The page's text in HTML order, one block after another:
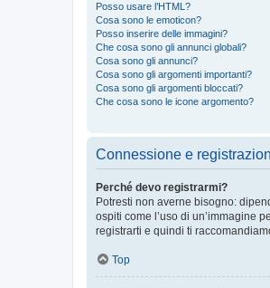
Posso usare l’HTML?
Cosa sono le emoticon?
Posso inserire delle immagini?
Che cosa sono gli annunci globali?
Cosa sono gli annunci?
Cosa sono gli argomenti importanti?
Cosa sono gli argomenti bloccati?
Che cosa sono le icone argomento?
Connessione e
Perché devo registrarmi?
Potresti non averne bisogno:
ospiti come l’uso di un’immagine
registrarti e quindi ti
Top